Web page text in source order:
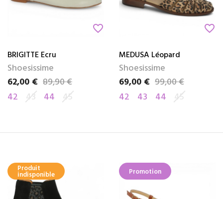
favorite_border
BRIGITTE Ecru
Shoesissime
Prix
62,00 €
Prix de base89,90 €
42 43 44 45
favorite_border
MEDUSA Léopard
Shoesissime
Prix
69,00 €
Prix de base99,00 €
42
43 44 45
Produit
indisponible Promotion